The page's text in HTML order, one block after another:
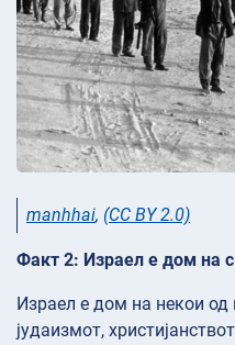
manhhai, (CC BY 2.0)
Факт 2: Израел е дом на
Израел е дом на некои од
јудаизмот,